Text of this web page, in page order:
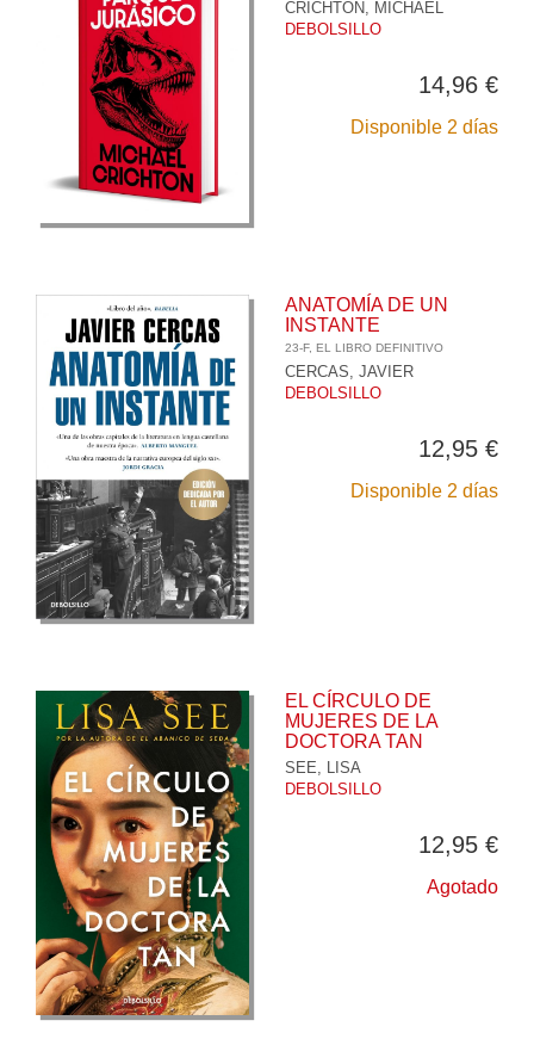
CRICHTON, MICHAEL
DEBOLSILLO
14,96 €
Disponible 2 días
ANATOMÍA DE UN
INSTANTE
23-F, EL LIBRO DEFINITIVO
CERCAS, JAVIER
DEBOLSILLO
12,95 €
Disponible 2 días
EL CÍRCULO DE
MUJERES DE LA
DOCTORA TAN
SEE, LISA
DEBOLSILLO
12,95 €
Agotado